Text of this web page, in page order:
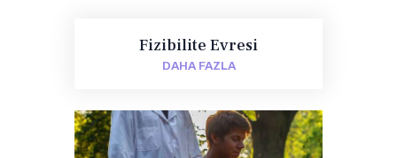
Fizibilite Evresi
DAHA FAZLA